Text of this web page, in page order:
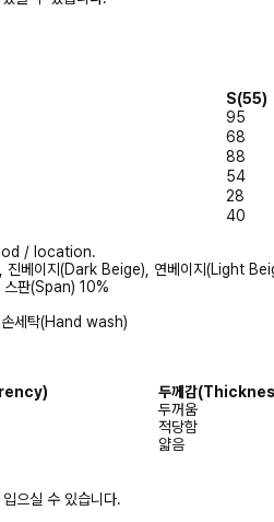
S(55)
95
68
88
54
28
40
/ location.
베이지(Dark Beige), 연베이지(Light
판(Span) 10%
세탁(Hand wash)
두께감
두꺼움
적당함
얇음
으실 수 있습니다.